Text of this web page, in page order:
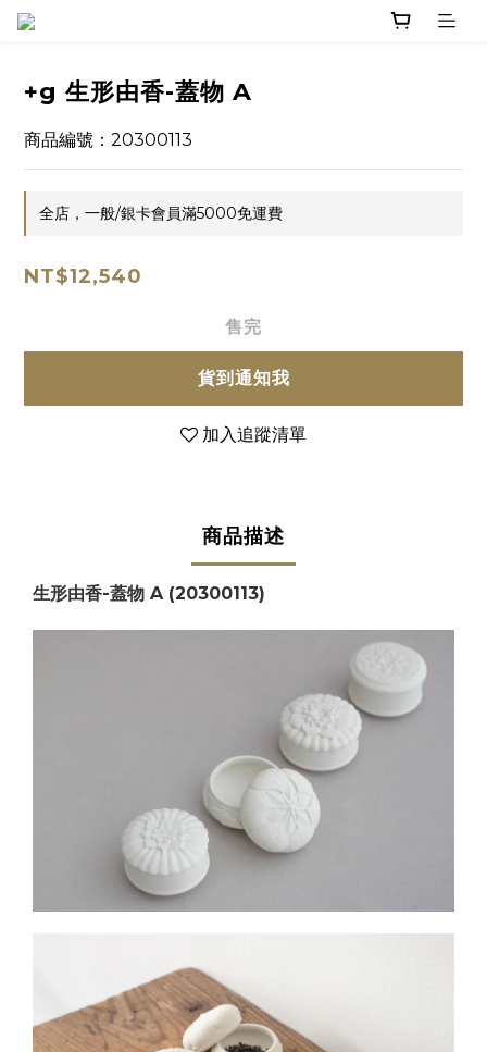
+g 生形由香-蓋物 A
商品編號：20300113
全店，一般/銀卡會員滿5000免運費
NT$12,540
售完
貨到通知我
加入追蹤清單
商品描述
生形由香-蓋物 A (20300113)